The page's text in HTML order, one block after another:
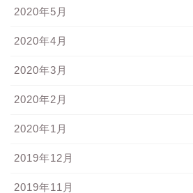
2020年5月
2020年4月
2020年3月
2020年2月
2020年1月
2019年12月
2019年11月